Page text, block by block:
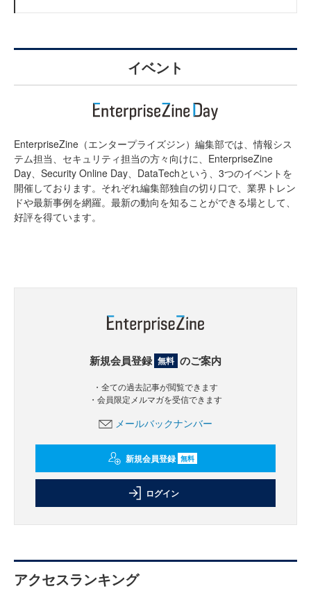
イベント
EnterpriseZine（エンタープライズジン）編集部では、情報シス
テム担当、セキュリティ担当の方々向けに、EnterpriseZine
Day、Security Online Day、DataTechという、3つのイベントを
開催しております。それぞれ編集部独自の切り口で、業界トレン
ドや最新事例を網羅。最新の動向を知ることができる場として、
好評を得ています。
新規会員登録 無料 のご案内
・全ての過去記事が閲覧できます
・会員限定メルマガを受信できます
メールバックナンバー
新規会員登録 無料
ログイン
アクセスランキング